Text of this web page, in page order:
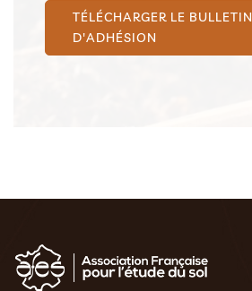
TÉLÉCHARGER LE BULLETIN
D'ADHÉSION